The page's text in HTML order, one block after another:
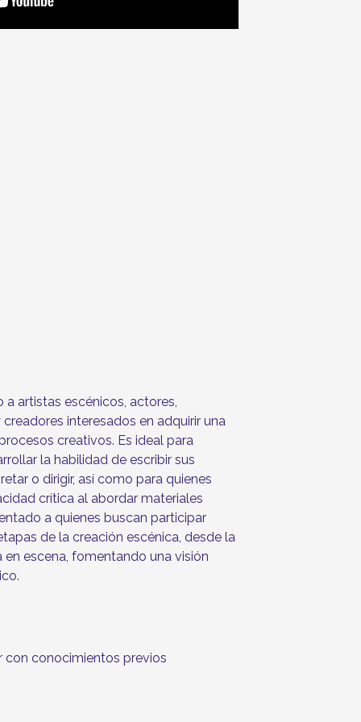
a artistas escénicos, actores,
interesados en adquirir una
creativos. Es ideal para
la habilidad de escribir sus
o dirigir, así como para quienes
crítica al abordar materiales
a quienes buscan participar
de la creación escénica, desde la
en escena, fomentando una visión
con conocimientos previos